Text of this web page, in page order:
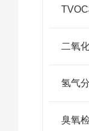
二氧
氢气
臭氧